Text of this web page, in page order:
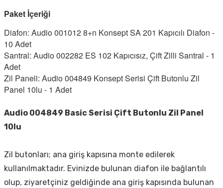
Paket İçeriği
Diafon: Audio 001012 8+n Konsept SA 201 Kapıcılı Diafon -
10 Adet
Santral: Audio 002282 ES 102 Kapıcısız, Çift Zilli Santral - 1
Adet
Zil Paneli: Audio 004849 Konsept Serisi Çift Butonlu Zil
Panel 10lu - 1 Adet
Audio 004849 Basic Serisi Çift Butonlu Zil Panel
10lu
Zil butonları; ana giriş kapısına monte edilerek
kullanılmaktadır. Evinizde bulunan diafon ile bağlantılı
olup, ziyaretçiniz geldiğinde ana giriş kapısında bulunan